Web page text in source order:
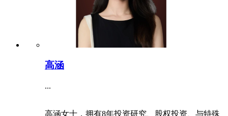
高涵
...
高涵女士，拥有8年投资研究、股权投资、与特殊